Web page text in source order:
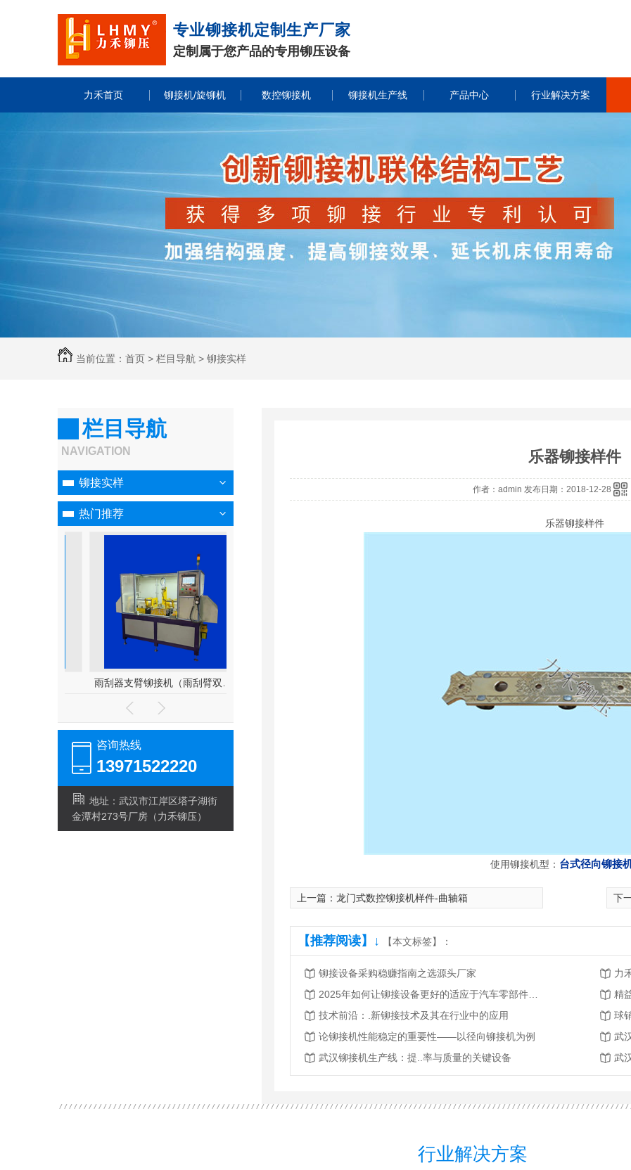
专业铆接机定制生产厂家
定制属于您产品的专用铆压设备
力禾首页 铆接机/旋铆机 数控铆接机 铆接机生产线 产品中心 行业解决方案
当前位置： 首页 > 栏目导航 > 铆接实样
栏目导航
NAVIGATION
铆接实样
热门推荐
雨刮器支臂铆接机（雨刮臂双头伺服铆接机）
咨询热线
13971522220
地址：武汉市江岸区塔子湖街
金潭村273号厂房（力禾铆压）
乐器铆接样件
作者：admin 发布日期：2018-12-28
乐器铆接样件
使用铆接机型： 台式径向铆接
上一篇： 龙门式数控铆接机样件-曲轴箱 下
【推荐阅读】↓ 【本文标签】：
铆接设备采购稳赚指南之选源头厂家
力
精
技术前沿：.新铆接技术及其在行业中的应用
球
论铆接机性能稳定的重要性——以径向铆接机为例
武
武汉铆接机生产线：提..率与质量的关键设备
武
行业解决方案